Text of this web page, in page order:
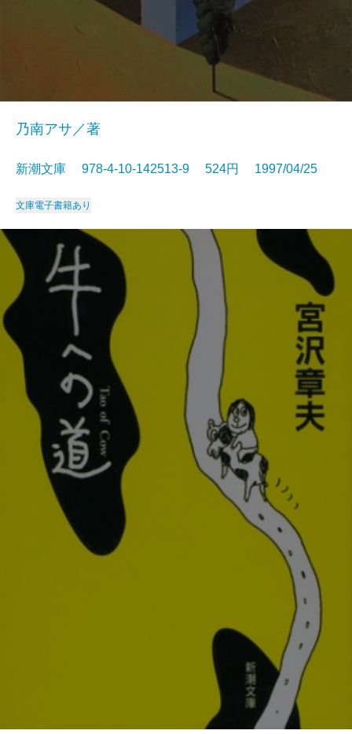
乃南アサ／著
新潮文庫 978-4-10-142513-9 524円 1997/04/25
文庫電子書籍あり